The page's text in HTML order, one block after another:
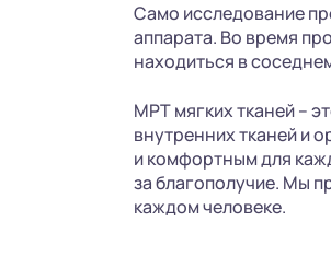
Само исследование
аппарата. Во время
находиться в
МРТ мягких тканей –
внутренних тканей и
и комфортным для
за благополучие. Мы
каждом человеке.